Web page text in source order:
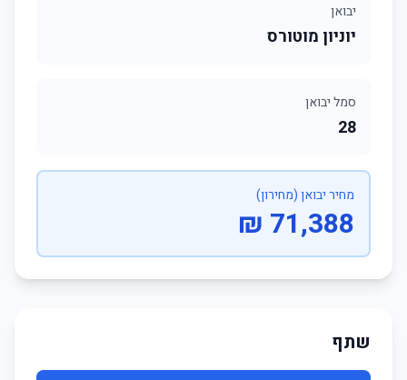
יבואן
יוניון מוטורס
סמל יבואן
28
מחיר יבואן (מחירון)
71,388 ₪
שתף